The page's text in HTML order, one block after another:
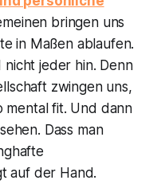
bringen uns
in Maßen ablaufen.
nicht jeder hin. Denn
zwingen uns,
mental fit. Und dann
Dass man
auf der Hand.